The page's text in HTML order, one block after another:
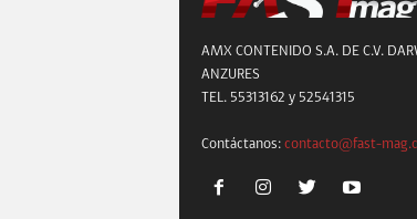
AMX CONTENIDO S.A. DE C.V.
ANZURES
TEL. 55313162 y 52541315
Contáctanos: contacto@fast-